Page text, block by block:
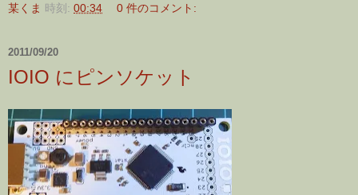
某くま 時刻: 00:34 0 件のコメント:
2011/09/20
IOIO にピンソケット